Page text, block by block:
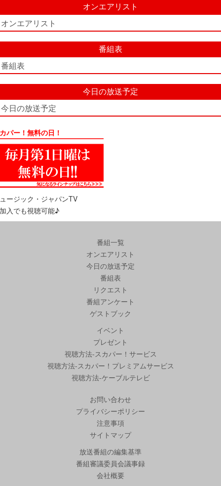
オンエアリスト
オンエアリスト
番組表
番組表
今日の放送予定
今日の放送予定
パー！無料の日！
ージック・ジャパンTV
入でも視聴可能♪
番組一覧
オンエアリスト
今日の放送予定
番組表
リクエスト
番組アンケート
ゲストブック
イベント
プレゼント
視聴方法-スカパー！サービス
視聴方法-スカパー！プレミアムサービス
視聴方法-ケーブルテレビ
お問い合わせ
プライバシーポリシー
注意事項
サイトマップ
放送番組の編集基準
番組審議委員会議事録
会社概要